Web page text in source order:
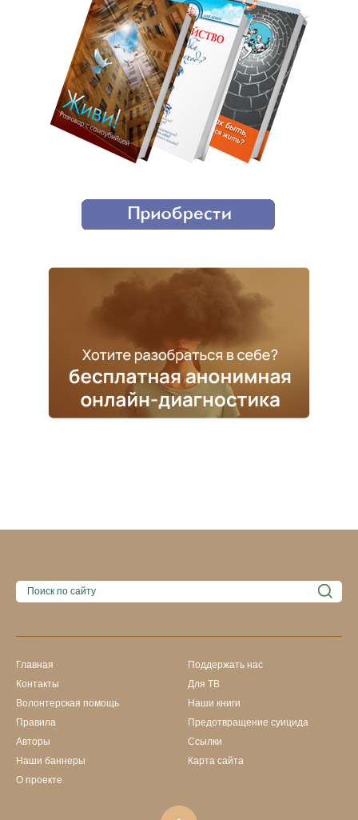
Главная
Контакты
Волонтерская помощь
Правила
Авторы
Наши баннеры
О проекте
Поддержать нас
Для ТВ
Наши книги
Предотвращение суицида
Ссылки
Карта сайта